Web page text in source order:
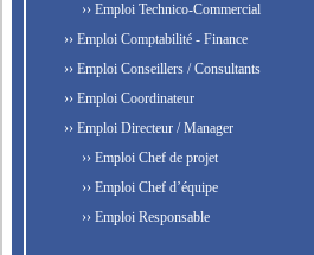
›› Emploi Technico-Commercial
›› Emploi Comptabilité - Finance
›› Emploi Conseillers / Consultants
›› Emploi Coordinateur
›› Emploi Directeur / Manager
›› Emploi Chef de projet
›› Emploi Chef d’équipe
›› Emploi Responsable